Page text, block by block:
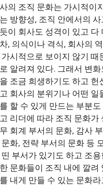
의 조직 문화는 가시적이
방향성, 조직 안에서의
이 회사도 성격이 있고
, 의식이나 격식, 회사의
가시적으로 보이지 않기
알려져 있다. 그래서 변
조금 희생하기도 하고
회사의 분위기나 어떤
할 수 있게 만드는 부분
리더에 따라 조직 문화
회계 부서의 문화, 감사
문화, 전략 부서의 문화 등
띤 부서가 있기도 하고 조
문화들이 조직 내에 깔
내게 만들 수 있는 문화